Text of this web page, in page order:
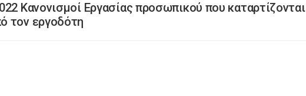
Κανονισμοί Εργασίας προσωπικού που καταρτίζονται
τον εργοδότη